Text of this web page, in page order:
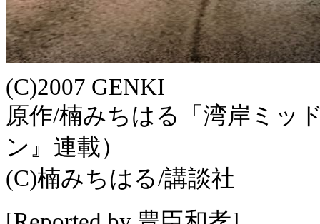
(C)2007 GENKI
原作/楠みちはる「湾岸ミッ
ン』連載）
(C)楠みちはる/講談社